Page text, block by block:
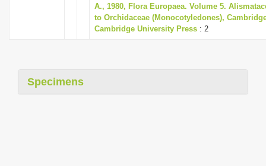
A., 1980, Flora Europaea. Volume 5.
to Orchidaceae (Monocotyledones),
Cambridge University Press : 2
Specimens